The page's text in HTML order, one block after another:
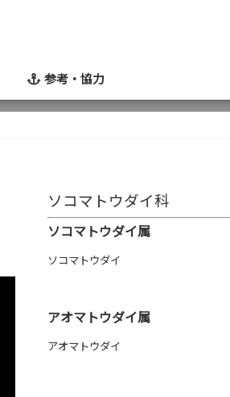
参考・協力
ソコマトウダイ科
ソコマトウダイ属
ソコマトウダイ
アオマトウダイ属
アオマトウダイ